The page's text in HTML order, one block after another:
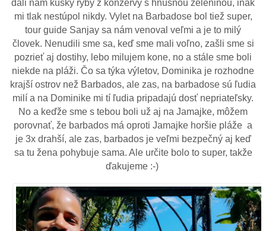
dali nám kúsky ryby z konzervy s hnusnou zeleninou, inak
mi tlak nestúpol nikdy. Vylet na Barbadose bol tiež super,
tour guide Sanjay sa nám venoval veľmi a je to milý
človek. Nenudili sme sa, keď sme mali voľno, zašli sme si
pozrieť aj dostihy, lebo milujem kone, no a stále sme boli
niekde na pláži. Čo sa týka výletov, Dominika je rozhodne
krajší ostrov než Barbados, ale zas, na barbadose sú ľudia
milí a na Dominike mi tí ľudia pripadajú dosť nepriateľsky.
No a keďže sme s tebou boli už aj na Jamajke, môžem
porovnať, že barbados má oproti Jamajke horšie pláže a
je 3x drahší, ale zas, barbados je veľmi bezpečný aj keď
sa tu žena pohybuje sama. Ale určite bolo to super, takže
ďakujeme :-)